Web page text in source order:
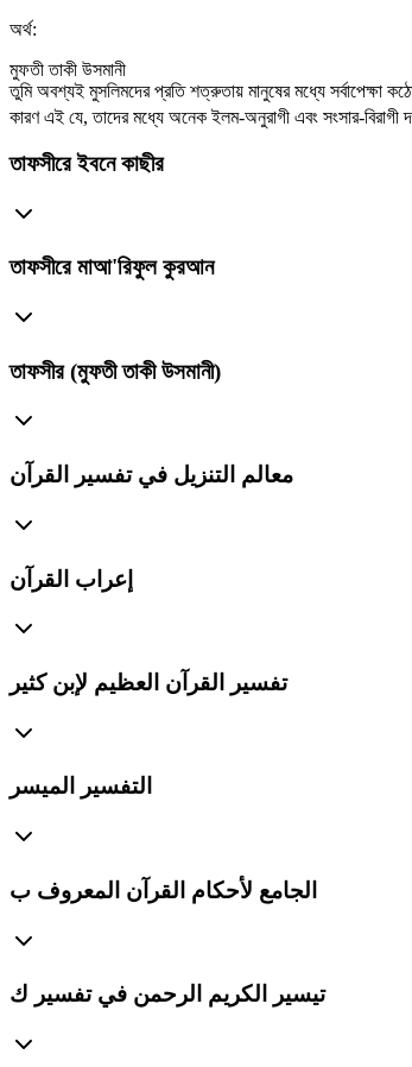
অর্থ:
মুফতী তাকী উসমানী
তুমি অবশ্যই মুসলিমদের প্রতি শত্রুতায় মানুষের মধ্যে সর্বাপেক্ষা
কারণ এই যে, তাদের মধ্যে অনেক ইলম-অনুরাগী এবং সংসার-বিরাগী
তাফসীরে ইবনে কাছীর
তাফসীরে মাআ'রিফুল কুরআন
তাফসীর (মুফতী তাকী উসমানী)
معالم التنزيل في تفسير القرآن
إعراب القرآن
تفسير القرآن العظيم لإبن كثير
التفسير الميسر
الجامع لأحكام القرآن المعروف ب
تيسير الكريم الرحمن في تفسير ك